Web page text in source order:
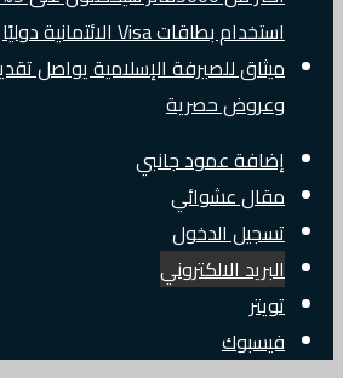
استخدام بطاقات Visa الائتمانية دوليًا
ميثاق للصيرفة الإسلامية يواصل
وعروض حصرية
إضافة عمود جانبي
مقال عشوائي
تسجيل الدخول
البريد الالكتروني
تويتر
فيسبوك